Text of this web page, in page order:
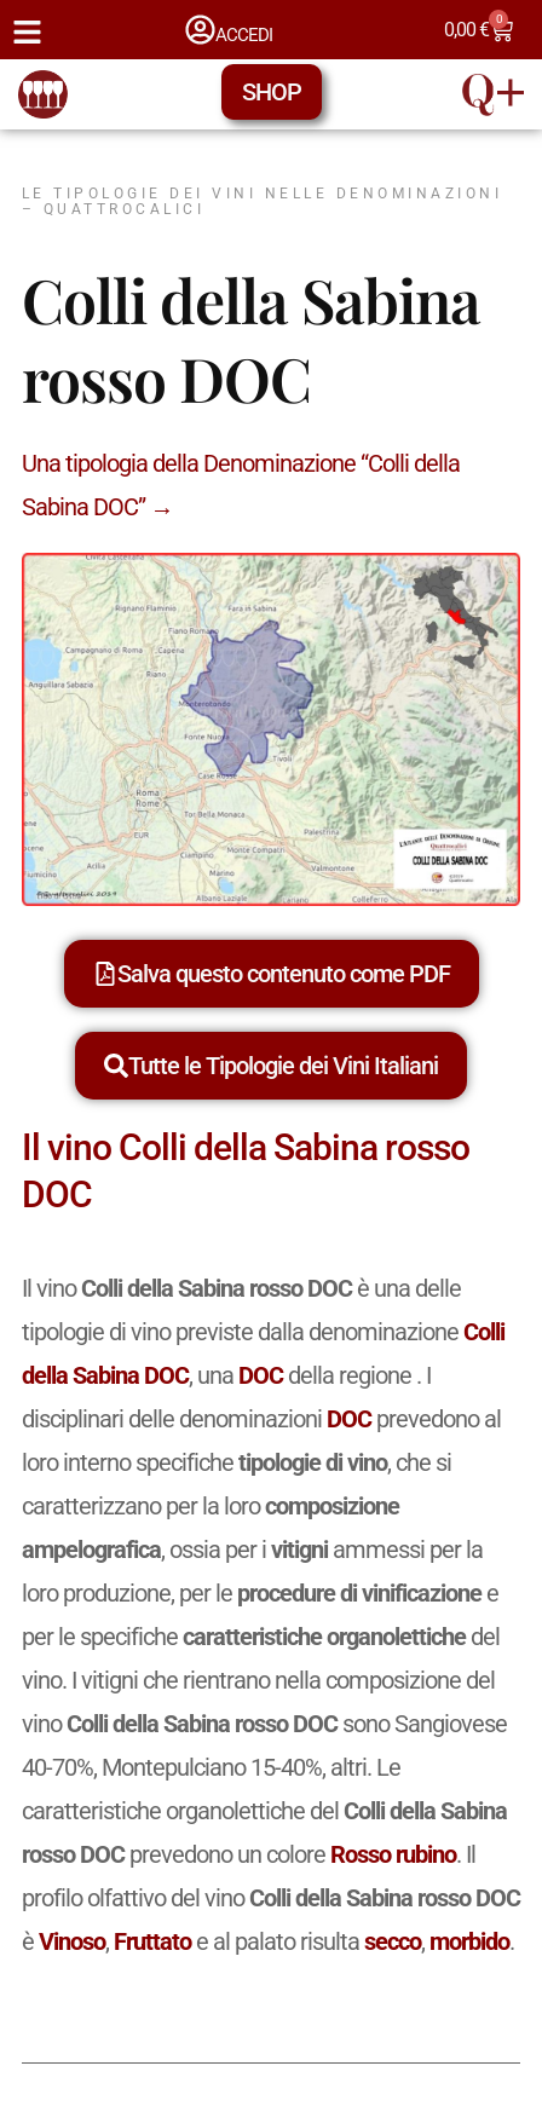
ACCEDI 0,00€ 0
SHOP
LE TIPOLOGIE DEI VINI NELLE DENOMINAZIONI
– QUATTROCALICI
Colli della Sabina
rosso DOC
Una tipologia della Denominazione “Colli della
Sabina DOC” →
Salva questo contenuto come PDF
Tutte le Tipologie dei Vini Italiani
Il vino Colli della Sabina rosso
DOC
Il vinoColli della Sabina rosso DOCè una delle
tipologie di vino previste dalla denominazioneColli
della Sabina DOC, una DOCdella regione . I
disciplinari delle denominazioni DOCprevedono al
loro interno specifichetipologie di vino, che si
caratterizzano per la lorocomposizione
ampelografica, ossia per ivitigniammessi per la
loro produzione, per le procedure di vinificazionee
per le specifichecaratteristiche organolettichedel
vino. I vitigni che rientrano nella composizione del
vinoColli della Sabina rosso DOCsono Sangiovese
40-70%, Montepulciano 15-40%, altri. Le
caratteristiche organolettiche delColli della Sabina
rosso DOCprevedono un colore Rosso rubino. Il
profilo olfattivo del vinoColli della Sabina rosso DOC
èVinoso, Fruttatoe al palato risultasecco, morbido.